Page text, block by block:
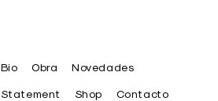
Bio Obra Novedades
Statement Shop Contacto